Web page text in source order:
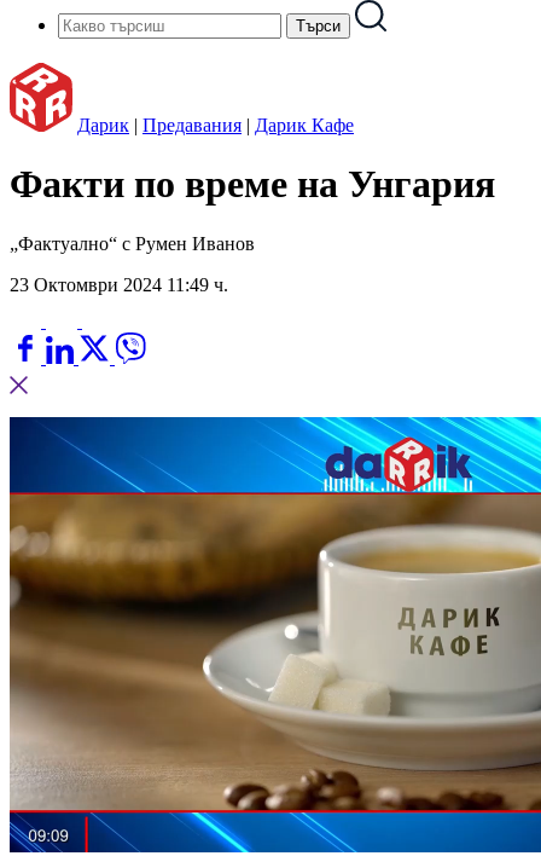
Дарик | Предавания | Дарик Кафе
Факти по време на Унгария
„Фактуално“ с Румен Иванов
23 Октомври 2024 11:49 ч.